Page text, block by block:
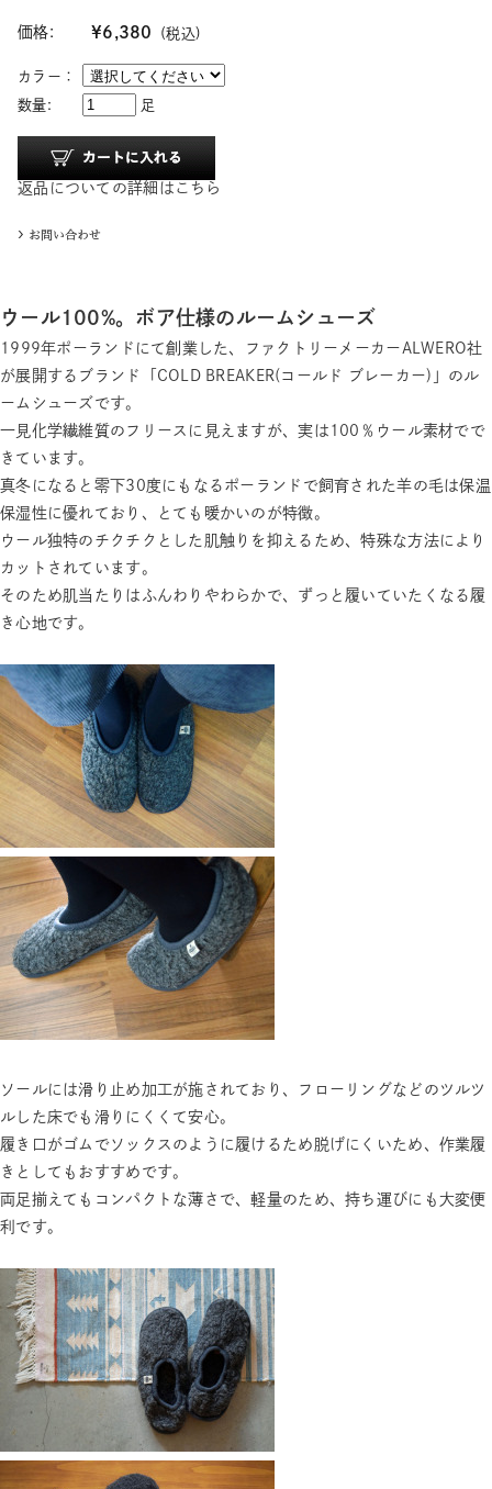
価格: ¥6,380 (税込)
カラー：
数量:
足
返品についての詳細はこちら
ウール100%。ボア仕様のルームシューズ
1999年ポーランドにて創業した、ファクトリーメーカーALWERO社
が展開するブランド「COLD BREAKER(コールド ブレーカー)」のル
ームシューズです。
一見化学繊維質のフリースに見えますが、実は100％ウール素材でで
きています。
真冬になると零下30度にもなるポーランドで飼育された羊の毛は保温
保湿性に優れており、とても暖かいのが特徴。
ウール独特のチクチクとした肌触りを抑えるため、特殊な方法により
カットされています。
そのため肌当たりはふんわりやわらかで、ずっと履いていたくなる履
き心地です。
ソールには滑り止め加工が施されており、フローリングなどのツルツ
ルした床でも滑りにくくて安心。
履き口がゴムでソックスのように履けるため脱げにくいため、作業履
きとしてもおすすめです。
両足揃えてもコンパクトな薄さで、軽量のため、持ち運びにも大変便
利です。